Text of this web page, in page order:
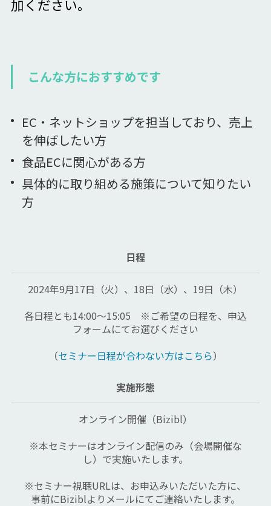
加ください。
こんな方におすすめです
EC・ネットショップを担当しており、売上
を伸ばしたい方
食品ECに関心がある方
具体的に取り組める施策について知りたい
方
日程
2024年9月17日（火）、18日（水）、19日（木）
各日程とも14:00～15:05　※ご希望の日程を、申込
フォームにてお選びください
（セミナー日程が合わない方はこちら）
実施形態
オンライン開催（Bizibl）
※本セミナーはオンライン配信のみ（会場開催な
し）で実施いたします。
※セミナー視聴URLは、お申込みいただいた方に、
事前にBiziblよりメールにてご連絡いたします。